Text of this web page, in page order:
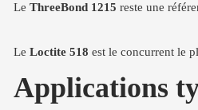
Le ThreeBond 1215 reste une
Le Loctite 518 est le concurrent le
Applications